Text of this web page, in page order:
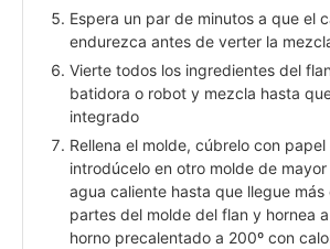
Espera un par de minutos a que el
endurezca antes de verter la
Vierte todos los ingredientes del
batidora o robot y mezcla hasta
integrado
Rellena el molde, cúbrelo con papel
introdúcelo en otro molde de
agua caliente hasta que llegue más
partes del molde del flan y hornea a
horno precalentado a 200º con